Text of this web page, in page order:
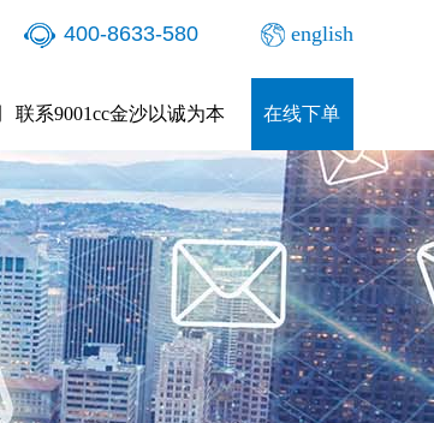
400-8633-580 english
联系9001cc金沙以诚为本 在线下单